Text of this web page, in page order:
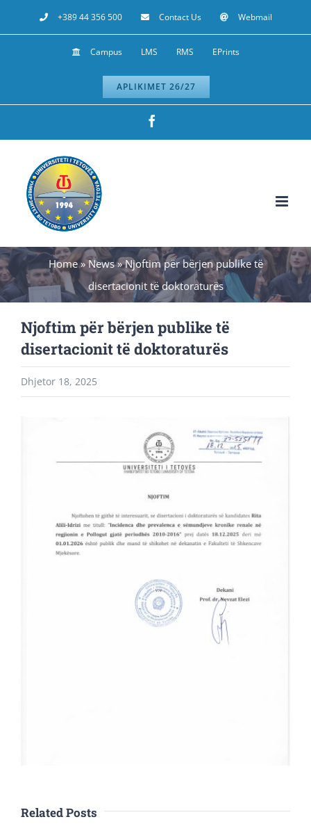
to
+389 44 356 500 Contact Us Webmail
Campus LMS RMS EPrints
APLIKIMET 26/27
Home»News»Njoftim për bërjen publike të
disertacionit të doktoraturës
Njoftim për bërjen publike të
disertacionit të doktoraturës
Dhjetor 18, 2025
Related Posts